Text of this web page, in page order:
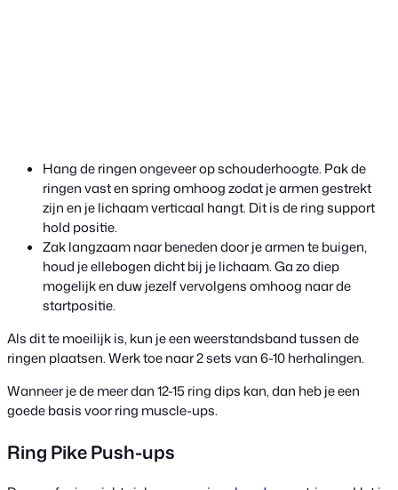
Hang de ringen ongeveer op schouderhoogte. Pak de
ringen vast en spring omhoog zodat je armen gestrekt
zijn en je lichaam verticaal hangt. Dit is de ring support
hold positie.
Zak langzaam naar beneden door je armen te buigen,
houd je ellebogen dicht bij je lichaam. Ga zo diep
mogelijk en duw jezelf vervolgens omhoog naar de
startpositie.
Als dit te moeilijk is, kun je een weerstandsband tussen de
ringen plaatsen. Werk toe naar 2 sets van 6-10 herhalingen.
Wanneer je de meer dan 12-15 ring dips kan, dan heb je een
goede basis voor ring muscle-ups.
Ring Pike Push-ups